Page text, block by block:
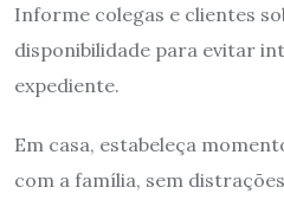
Informe colegas e clientes
disponibilidade para evitar
expediente.
Em casa, estabeleça
com a família, sem